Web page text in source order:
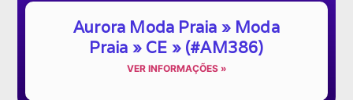
Aurora Moda Praia » Moda
Praia » CE » (#AM386)
VER INFORMAÇÕES »